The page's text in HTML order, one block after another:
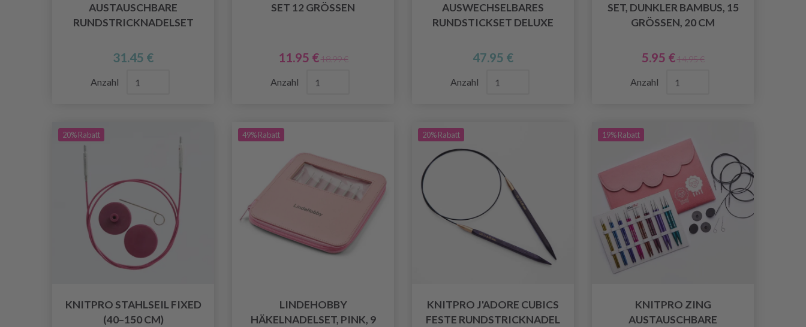
AUSTAUSCHBARE
RUNDSTRICKNADELSET
31.45 €
Anzahl
SET 12 GRÖSSEN
11.95 € 18.99 €
Anzahl
AUSWECHSELBARES
RUNDSTICKSET DELUXE
47.95 €
Anzahl
SET, DUNKLER BAMBUS, 15
GRÖSSEN, 20 CM
5.95 € 14.95 €
Anzahl
20% Rabatt
KNITPRO STAHLSEIL FIXED
(40–150 CM)
49% Rabatt
LINDEHOBBY
HÄKELNADELSET, PINK, 9
20% Rabatt
KNITPRO J'ADORE CUBICS
FESTE RUNDSTRICKNADEL
19% Rabatt
KNITPRO ZING
AUSTAUSCHBARE